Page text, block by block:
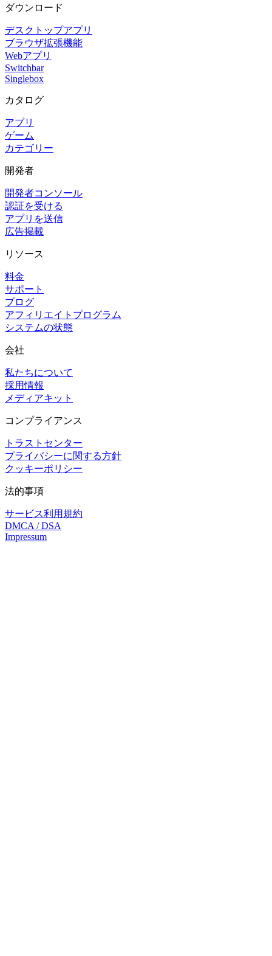
ダウンロード
デスクトップアプリ
ブラウザ拡張機能
Webアプリ
Switchbar
Singlebox
カタログ
アプリ
ゲーム
カテゴリー
開発者
開発者コンソール
認証を受ける
アプリを送信
広告掲載
リソース
料金
サポート
ブログ
アフィリエイトプログラム
システムの状態
会社
私たちについて
採用情報
メディアキット
コンプライアンス
トラストセンター
プライバシーに関する方針
クッキーポリシー
法的事項
サービス利用規約
DMCA / DSA
Impressum